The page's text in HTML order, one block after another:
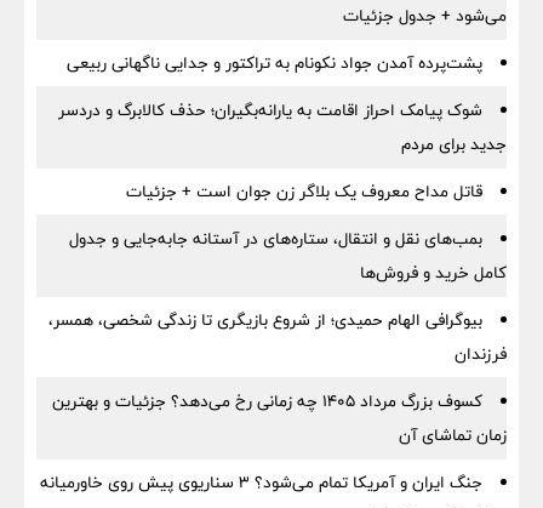
می‌شود + جدول جزئیات
پشت‌پرده آمدن جواد نکونام به تراکتور و جدایی ناگهانی ربیعی
شوک پیامک احراز اقامت به یارانه‌بگیران؛ حذف کالابرگ و دردسر
جدید برای مردم
قاتل مداح معروف یک بلاگر زن جوان است + جزئیات
بمب‌های نقل و انتقال، ستاره‌های در آستانه جابه‌جایی و جدول
کامل خرید و فروش‌ها
بیوگرافی الهام حمیدی؛ از شروع بازیگری تا زندگی شخصی، همسر،
فرزندان
کسوف بزرگ مرداد ۱۴۰۵ چه زمانی رخ می‌دهد؟ جزئیات و بهترین
زمان تماشای آن
جنگ ایران و آمریکا تمام می‌شود؟ ۳ سناریوی پیش روی خاورمیانه